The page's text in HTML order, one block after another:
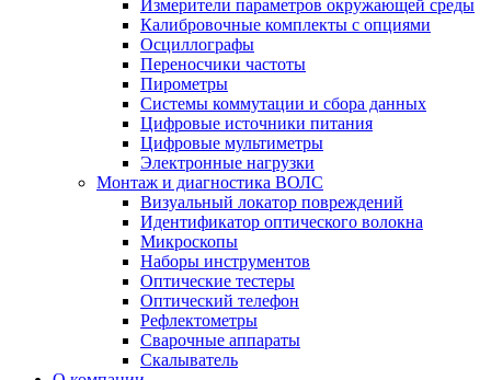
Измерители параметров окружающей среды
Калибровочные комплекты с опциями
Осциллографы
Переносчики частоты
Пирометры
Системы коммутации и сбора данных
Цифровые источники питания
Цифровые мультиметры
Электронные нагрузки
Монтаж и диагностика ВОЛС
Визуальный локатор повреждений
Идентификатор оптического волокна
Микроскопы
Наборы инструментов
Оптические тестеры
Оптический телефон
Рефлектометры
Сварочные аппараты
Скалыватель